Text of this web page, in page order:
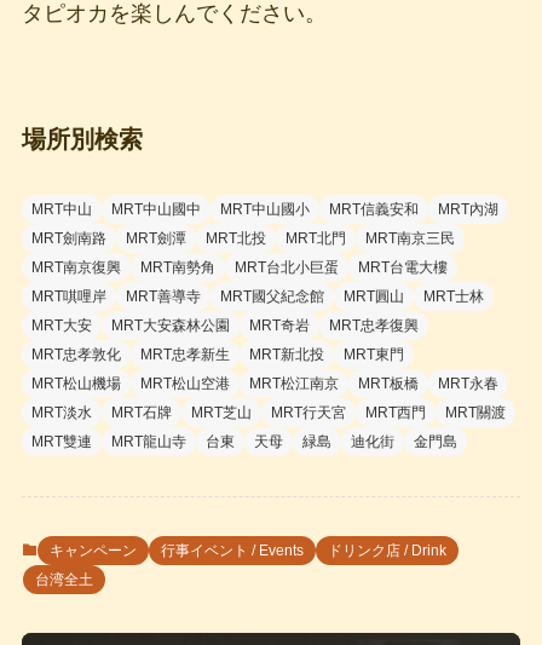
タピオカを楽しんでください。
場所別検索
MRT中山 MRT中山國中 MRT中山國小 MRT信義安和
MRT內湖
MRT劍南路
MRT劍潭 MRT北投 MRT北門
MRT南京三民
MRT南京復興
MRT南勢角 MRT台北小巨蛋
MRT台電大樓
MRT唭哩岸
MRT善導寺 MRT國父紀念館 MRT圓山
MRT士林
MRT大安
MRT大安森林公園 MRT奇岩
MRT忠孝復興
MRT忠孝敦化
MRT忠孝新生 MRT新北投
MRT東門
MRT松山機場
MRT松山空港 MRT松江南京 MRT板橋
MRT永春
MRT淡水
MRT石牌 MRT芝山 MRT行天宮 MRT西門
MRT關渡
MRT雙連
MRT龍山寺 台東 天母 緑島 迪化街 金門島
キャンペーン 行事イベント / Events
ドリンク店 / Drink
台湾全土